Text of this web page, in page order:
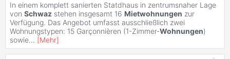
In einem komplett sanierten Statdhaus in zentrumsnaher Lage
von Schwaz stehen insgesamt 16 Mietwohnungen zur
Verfügung. Das Angebot umfasst ausschließlich zwei
Wohnungstypen: 15 Garçonnièren (1-Zimmer-Wohnungen)
sowie... [Mehr]